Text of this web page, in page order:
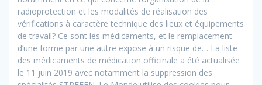
radioprotection et les modalités de réalisation des
vérifications à caractère technique des lieux et équipements
de travail? Ce sont les médicaments, et le remplacement
d’une forme par une autre expose à un risque de… La liste
des médicaments de médication officinale a été actualisée
le 11 juin 2019 avec notamment la suppression des